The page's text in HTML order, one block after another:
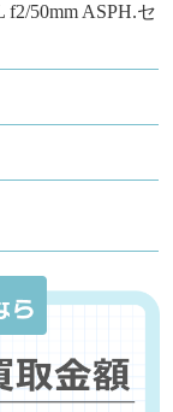
50mm ASPH.セ